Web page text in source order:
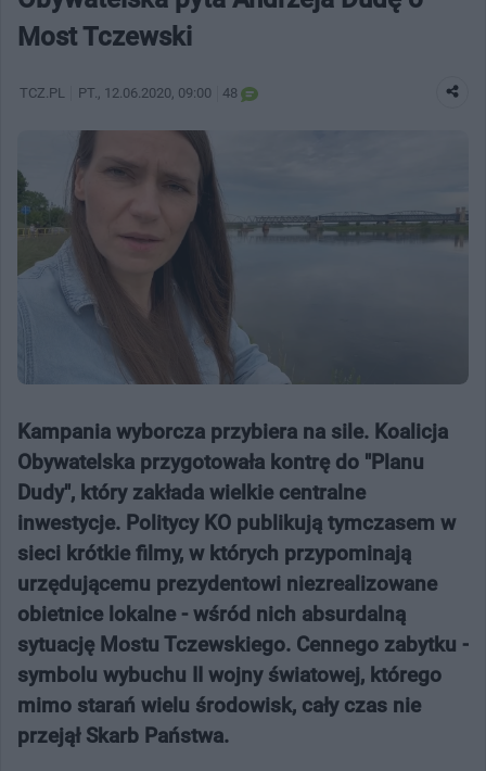
Most Tczewski
TCZ.PL PT. , 12.06.2020, 09:00 48
Kampania wyborcza przybiera na sile. Koalicja
Obywatelska przygotowała kontrę do "Planu
Dudy", który zakłada wielkie centralne
inwestycje. Politycy KO publikują tymczasem w
sieci krótkie filmy, w których przypominają
urzędującemu prezydentowi niezrealizowane
obietnice lokalne - wśród nich absurdalną
sytuację Mostu Tczewskiego. Cennego zabytku -
symbolu wybuchu II wojny światowej, którego
mimo starań wielu środowisk, cały czas nie
przejął Skarb Państwa.